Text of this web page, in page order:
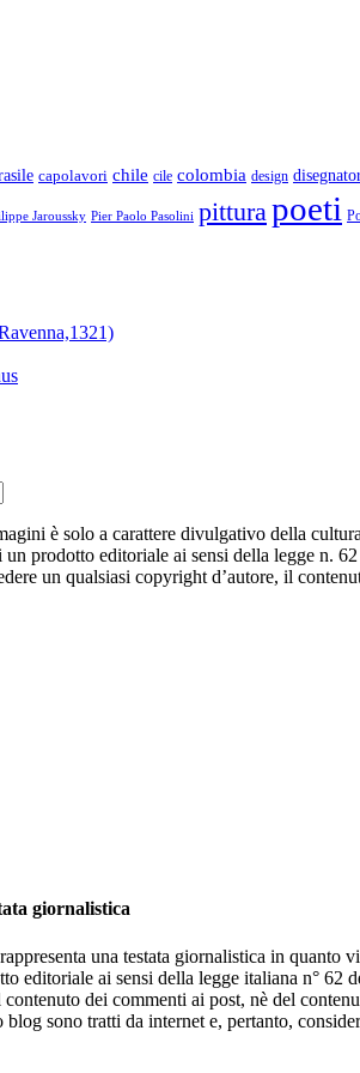
capolavori chile cile colombia design
Jaroussky Pier Paolo Pasolini pitturapoeti
è solo a carattere divulgativo della
prodotto editoriale ai sensi della legge n.
un qualsiasi copyright d’autore, il
giornalistica
una testata giornalistica in quanto
editoriale ai sensi della legge italiana n° 62
dei commenti ai post, nè del
sono tratti da internet e, pertanto,